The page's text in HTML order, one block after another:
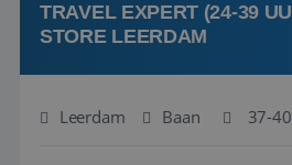
TRAVEL EXPERT (24-39
STORE LEERDAM
Leerdam Baan 37-